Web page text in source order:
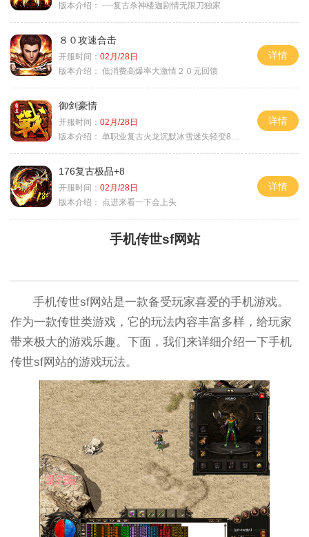
版本介绍： ----复古杀神楼迦剧情无限刀独家
８０攻速合击
开服时间： 02月/28日
版本介绍： 低消费高爆率大激情２０元回馈
详情
御剑豪情
开服时间： 02月/28日
版本介绍： 单职业复古火龙沉默冰雪迷失轻变8085
详情
176复古极品+8
开服时间： 02月/28日
版本介绍：
点进来看一下会上头
详情
手机传世sf网站
手机传世sf网站是一款备受玩家喜爱的手机游戏。
作为一款传世类游戏，它的玩法内容丰富多样，给玩家
带来极大的游戏乐趣。下面，我们来详细介绍一下手机
传世sf网站的游戏玩法。